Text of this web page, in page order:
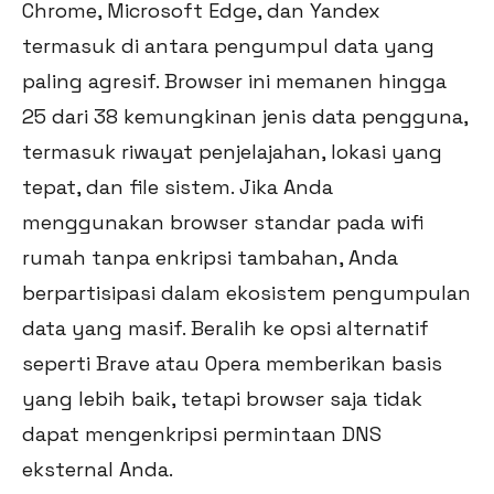
Chrome, Microsoft Edge, dan Yandex
termasuk di antara pengumpul data yang
paling agresif. Browser ini memanen hingga
25 dari 38 kemungkinan jenis data pengguna,
termasuk riwayat penjelajahan, lokasi yang
tepat, dan file sistem. Jika Anda
menggunakan browser standar pada wifi
rumah tanpa enkripsi tambahan, Anda
berpartisipasi dalam ekosistem pengumpulan
data yang masif. Beralih ke opsi alternatif
seperti Brave atau Opera memberikan basis
yang lebih baik, tetapi browser saja tidak
dapat mengenkripsi permintaan DNS
eksternal Anda.